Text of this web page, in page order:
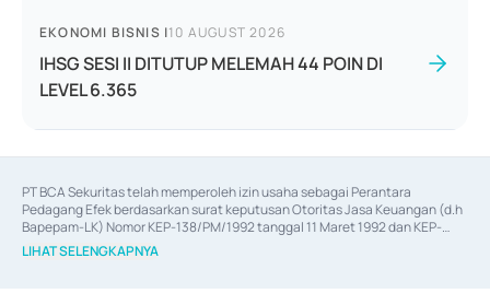
EKONOMI BISNIS |10 AUGUST 2026
IHSG SESI II DITUTUP MELEMAH 44 POIN DI
LEVEL 6.365
PT BCA Sekuritas telah memperoleh izin usaha sebagai Perantara
Pedagang Efek berdasarkan surat keputusan Otoritas Jasa Keuangan (d.h
Bapepam-LK) Nomor KEP-138/PM/1992 tanggal 11 Maret 1992 dan KEP-
06/D.04/2014 tanggal 28 Februari 2014, izin usaha sebagai Penjamin Emisi
Efek berdasarkan surat keputusan Otoritas Jasa Keuangan Nomor KEP-
LIHAT SELENGKAPNYA